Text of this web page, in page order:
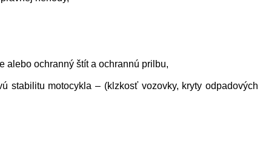
alebo ochranný štít a ochrannú prilbu,
stabilitu motocykla – (klzkosť vozovky, kryty odpadových